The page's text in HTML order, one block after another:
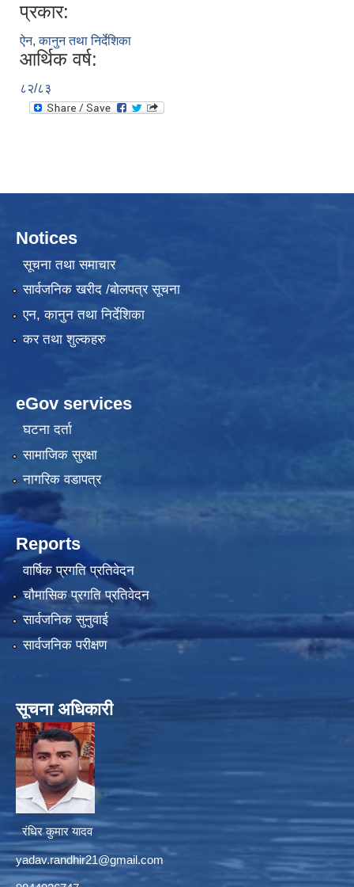
प्रकार:
ऐन, कानुन तथा निर्देशिका
आर्थिक वर्ष:
८२/८३
Notices
सूचना तथा समाचार
सार्वजनिक खरीद /बोलपत्र सूचना
एन, कानुन तथा निर्देशिका
कर तथा शुल्कहरु
eGov services
घटना दर्ता
सामाजिक सुरक्षा
नागरिक वडापत्र
Reports
वार्षिक प्रगति प्रतिवेदन
चौमासिक प्रगति प्रतिवेदन
सार्वजनिक सुनुवाई
सार्वजनिक परीक्षण
सूचना अधिकारी
रंधिर कुमार यादव
yadav.randhir21@gmail.com